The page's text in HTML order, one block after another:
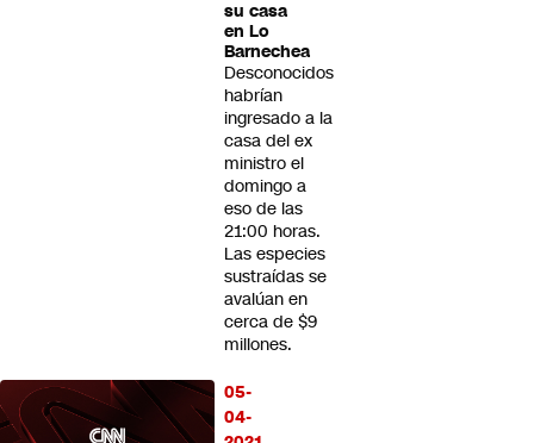
su casa
en Lo
Barnechea
Desconocidos
habrían
ingresado a la
casa del ex
ministro el
domingo a
eso de las
21:00 horas.
Las especies
sustraídas se
avalúan en
cerca de $9
millones.
05-
04-